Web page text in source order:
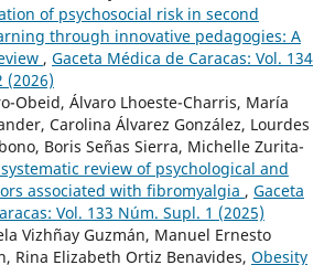
of psychosocial risk in second
through innovative pedagogies: A
, Gaceta Médica de Caracas: Vol. 134
(2026)
Obeid, Álvaro Lhoeste-Charris, María
Carolina Álvarez González, Lourdes
Boris Señas Sierra, Michelle Zurita-
review of psychological and
associated with fibromyalgia , Gaceta
Vol. 133 Núm. Supl. 1 (2025)
Vizhñay Guzmán, Manuel Ernesto
Rina Elizabeth Ortiz Benavides, Obesity